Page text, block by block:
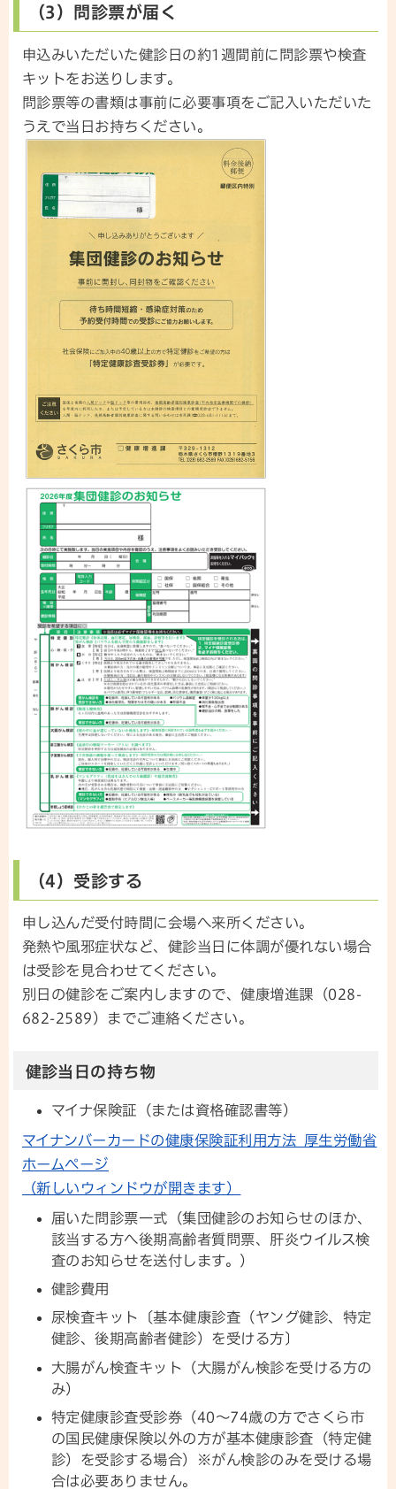
（3）問診票が届く
申込みいただいた健診日の約1週間前に問診票や検査
キットをお送りします。
問診票等の書類は事前に必要事項をご記入いただいた
うえで当日お持ちください。
（4）受診する
申し込んだ受付時間に会場へ来所ください。
発熱や風邪症状など、健診当日に体調が優れない場合
は受診を見合わせてください。
別日の健診をご案内しますので、健康増進課（028-
682-2589）までご連絡ください。
健診当日の持ち物
マイナ保険証（または資格確認書等）
マイナンバーカードの健康保険証利用方法_厚生労働省
ホームページ
（新しいウィンドウが開きます）
届いた問診票一式（集団健診のお知らせのほか、
該当する方へ後期高齢者質問票、肝炎ウイルス検
査のお知らせを送付します。）
健診費用
尿検査キット〔基本健康診査（ヤング健診、特定
健診、後期高齢者健診）を受ける方〕
大腸がん検査キット（大腸がん検診を受ける方の
み）
特定健康診査受診券（40～74歳の方でさくら市
の国民健康保険以外の方が基本健康診査（特定健
診）を受診する場合）※がん検診のみを受ける場
合は必要ありません。